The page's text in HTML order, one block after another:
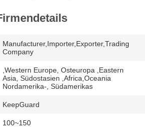
Manufacturer,Importer,Exporter,Trading
Company
,Western Europe, Osteuropa ,Eastern
Asia, Südostasien ,Africa,Oceania
Nordamerika-, Südamerikas
KeepGuard
100~150